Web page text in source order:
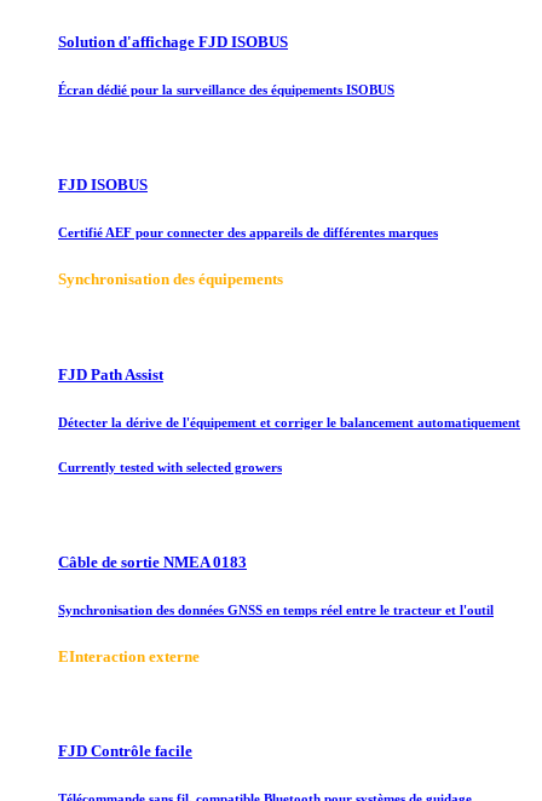
Solution d'affichage FJD ISOBUS
Écran dédié pour la surveillance des équipements ISOBUS
FJD ISOBUS
Certifié AEF pour connecter des appareils de différentes marques
Synchronisation des équipements
FJD Path Assist
Détecter la dérive de l'équipement et corriger le balancement automatiquement
Currently tested with selected growers
Câble de sortie NMEA 0183
Synchronisation des données GNSS en temps réel entre le tracteur et l'outil
EInteraction externe
FJD Contrôle facile